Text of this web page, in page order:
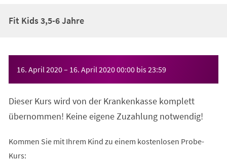
Fit Kids 3,5-6 Jahre
16. April 2020– 16. April 202000:00 bis23:59
Dieser Kurs wird von der Krankenkasse komplett
übernommen! Keine eigene Zuzahlung notwendig!
Kommen Sie mit Ihrem Kind zu einem kostenlosen Probe-
Kurs: